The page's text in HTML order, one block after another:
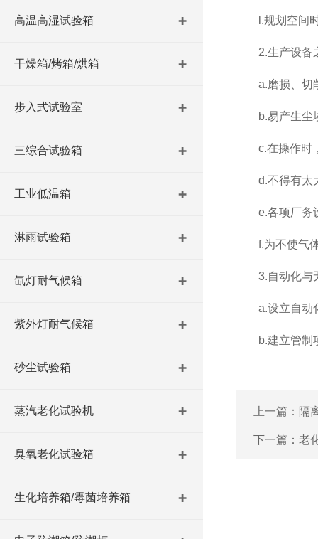
高温高湿试验箱
干燥箱/烤箱/烘箱
步入式试验室
三综合试验箱
工业低温箱
淋雨试验箱
氙灯耐气候箱
紫外灯耐气候箱
砂尘试验箱
蒸汽老化试验机
臭氧老化试验箱
生化培养箱/霉菌培养箱
l.规划空间时
2.生产设备
a.磨损、切削
b.易产生尘埃
c.在操作时，
d.不得有太大
e.各项厂务设
f.为不使气体
3.自动化与
a.设立自动化
b.建立管制项
上一篇： 隔
下一篇： 老